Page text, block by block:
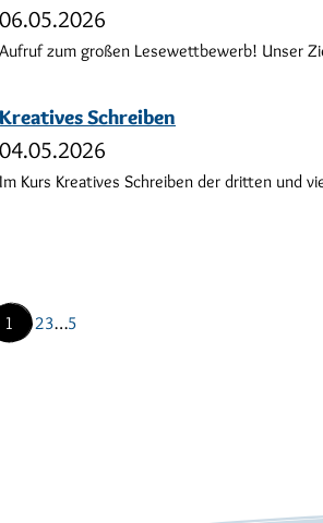
06.05.2026
Aufruf zum großen Lesewettbewerb! Unser
Kreatives Schreiben
04.05.2026
Im Kurs Kreatives Schreiben der dritten und
1 23…5